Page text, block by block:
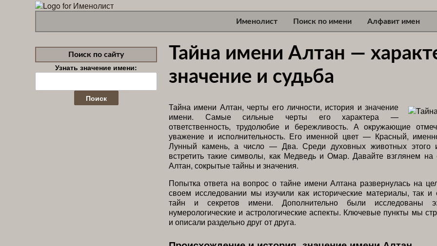
Именолист Поиск по имени Алфавит имен
Поиск по сайту
Узнать значение имени:
Найти:
Тайна имени Алтан —
значение и судьба
Тайна имени Алтан, черты его личности, история и значение
имени. Самые сильные черты его характера —
ответственность, трудолюбие и бережливость. А окружающие
уважение и исполнительность. Его именной цвет — Красный,
Лунный камень, а число — Два. Среди духовных животных этого
встретить такие символы, как Медведь и Омар. Давайте взглянем на
Алтан, сокрытые тайны и значения.
Попытка ответа на вопрос о тайне имени Алтана развернулась на
своем исследовании мы изучили как исторические материалы, так и
тайн и секретов имени. Дополнительно были исследованы
нумерологические и астрологические аспекты. Ключевые пункты мы
и описали раздельно друг от друга.